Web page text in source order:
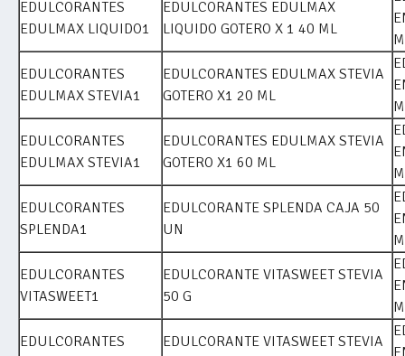
EDULCORANTES
EDULMAX LIQUIDO1
EDULCORANTES EDULMAX
LIQUIDO GOTERO X 1 40 ML
EDULCORANTES
EDULMAX STEVIA1
EDULCORANTES EDULMAX STEVIA
GOTERO X1 20 ML
EDULCORANTES
EDULMAX STEVIA1
EDULCORANTES EDULMAX STEVIA
GOTERO X1 60 ML
EDULCORANTES
SPLENDA1
EDULCORANTE SPLENDA CAJA 50
UN
EDULCORANTES
VITASWEET1
EDULCORANTE VITASWEET STEVIA
50 G
EDULCORANTES
EDULCORANTE VITASWEET STEVIA